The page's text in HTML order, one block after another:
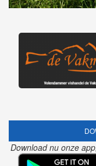
Download nu onze